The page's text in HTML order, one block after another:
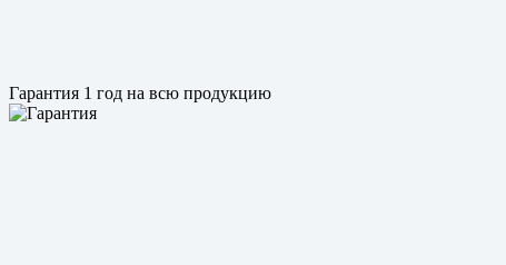
Гарантия 1 год на всю продукцию